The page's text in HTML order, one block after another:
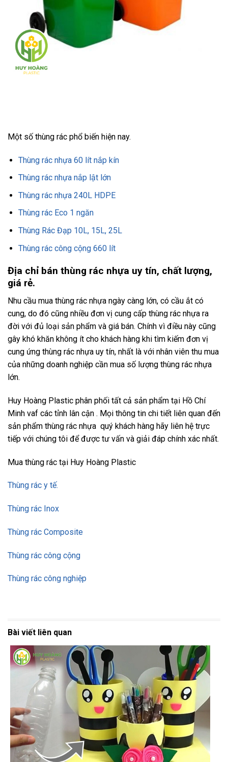
Một số thùng rác phổ biến hiện nay.
Thùng rác nhựa 60 lít nắp kín
Thùng rác nhựa nắp lật lớn
Thùng rác nhựa 240L HDPE
Thùng rác Eco 1 ngăn
Thùng Rác Đạp 10L, 15L, 25L
Thùng rác công cộng 660 lít
Địa chỉ bán thùng rác nhựa uy tín, chất lượng,
giá rẻ.
Nhu cầu mua thùng rác nhựa ngày càng lớn, có cầu ắt có
cung, do đó cũng nhiều đơn vị cung cấp thùng rác nhựa ra
đời với đủ loại sản phẩm và giá bán. Chính vì điều này cũng
gây khó khăn không ít cho khách hàng khi tìm kiếm đơn vị
cung ứng thùng rác nhựa uy tín, nhất là với nhân viên thu mua
của những doanh nghiệp cần mua số lượng thùng rác nhựa
lớn.
Huy Hoàng Plastic phân phối tất cả sản phẩm tại Hồ Chí
Minh vaf các tỉnh lân cận . Mọi thông tin chi tiết liên quan đến
sản phẩm thùng rác nhựa quý khách hàng hãy liên hệ trực
tiếp với chúng tôi để được tư vấn và giải đáp chính xác nhất.
Mua thùng rác tại Huy Hoàng Plastic
Thùng rác y tế.
Thùng rác Inox
Thùng rác Composite
Thùng rác công cộng
Thùng rác công nghiệp
Bài viết liên quan